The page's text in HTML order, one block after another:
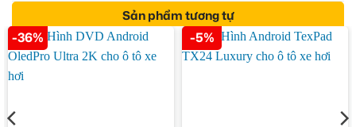
Sản phẩm tương tự
-36% -5%